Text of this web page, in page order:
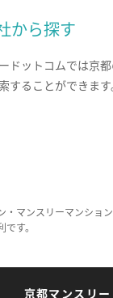
から探す
ドットコムでは京
することができます
マンスリーマンショ
す。
京都マンスリ